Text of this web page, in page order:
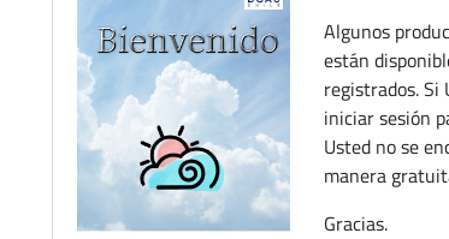
Algunos
están
registrados. Si
iniciar sesión
Usted no se
manera
Gracias.